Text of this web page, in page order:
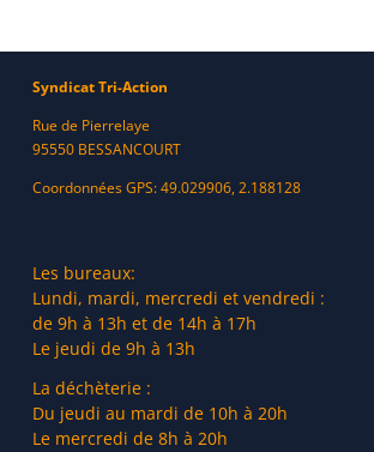
Syndicat Tri-Action
Rue de Pierrelaye
95550 BESSANCOURT
Coordonnées GPS: 49.029906, 2.188128
Les bureaux:
Lundi, mardi, mercredi et vendredi :
de 9h à 13h et de 14h à 17h
Le jeudi de 9h à 13h
La déchèterie :
Du jeudi au mardi de 10h à 20h
Le mercredi de 8h à 20h